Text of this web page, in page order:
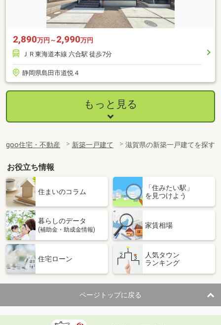
2,890万円～ 2,990万円
ＪＲ東海道本線 六合駅 徒歩7分
静岡県島田市道悦４
もっと見る
goo住宅・不動産 新築一戸建て 滋賀県の新築一戸建てを探す
お役立ち情報
住まいのコラム
「住みたい駅」
を見つけよう
暮らしのデータ
(補助金・助成金情報)
家賃相場
住宅ローン
人気タウン
ランキング
ページトップに戻る